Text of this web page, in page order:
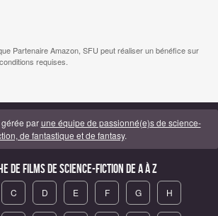
Partenaire Amazon, SFU peut réaliser un bénéfice sur
requises.
parune équipe de passionné(e)s de science-
de fantastique et de fantasy.
de Films de science-fiction de A à Z
C D E F G H